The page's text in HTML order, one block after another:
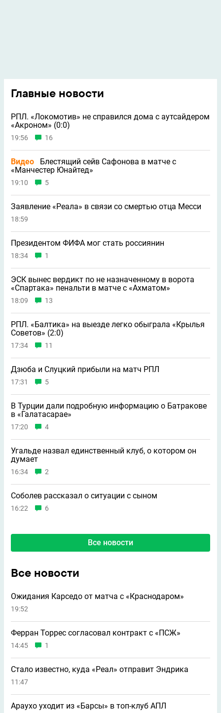
Главные новости
РПЛ. «Локомотив» не справился дома с аутсайдером
«Акроном» (0:0)
19:56 16
Видео
Блестящий сейв Сафонова в матче с
«Манчестер Юнайтед»
19:10 5
Заявление «Реала» в связи со смертью отца Месси
18:59
Президентом ФИФА мог стать россиянин
18:34 1
ЭСК вынес вердикт по не назначенному в ворота
«Спартака» пенальти в матче с «Ахматом»
18:09 13
РПЛ. «Балтика» на выезде легко обыграла «Крылья
Советов» (2:0)
17:34 11
Дзюба и Слуцкий прибыли на матч РПЛ
17:31 5
В Турции дали подробную информацию о Батракове
в «Галатасарае»
17:20 4
Угальде назвал единственный клуб, о котором он
думает
16:34 2
Соболев рассказал о ситуации с сыном
16:22 6
Все новости
Все новости
Ожидания Карседо от матча с «Краснодаром»
19:52
Ферран Торрес согласовал контракт с «ПСЖ»
14:45 1
Стало известно, куда «Реал» отправит Эндрика
11:47
Араухо уходит из «Барсы» в топ-клуб АПЛ